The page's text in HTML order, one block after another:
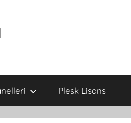
Plesk Lisans